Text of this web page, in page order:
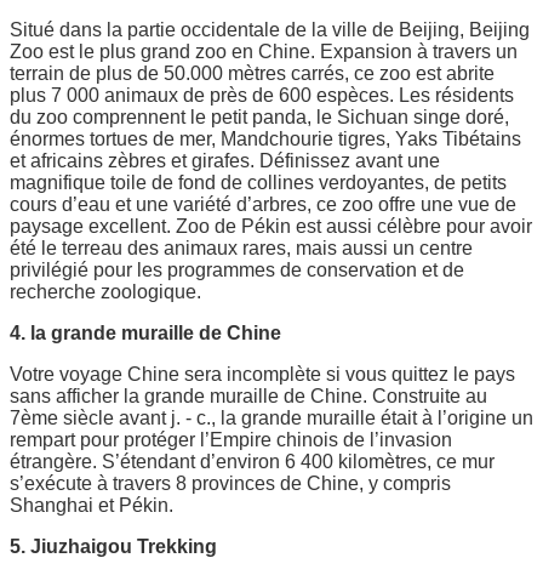
Situé dans la partie occidentale de la ville de Beijing, Beijing
Zoo est le plus grand zoo en Chine. Expansion à travers un
terrain de plus de 50.000 mètres carrés, ce zoo est abrite
plus 7 000 animaux de près de 600 espèces. Les résidents
du zoo comprennent le petit panda, le Sichuan singe doré,
énormes tortues de mer, Mandchourie tigres, Yaks Tibétains
et africains zèbres et girafes. Définissez avant une
magnifique toile de fond de collines verdoyantes, de petits
cours d’eau et une variété d’arbres, ce zoo offre une vue de
paysage excellent. Zoo de Pékin est aussi célèbre pour avoir
été le terreau des animaux rares, mais aussi un centre
privilégié pour les programmes de conservation et de
recherche zoologique.
4. la grande muraille de Chine
Votre voyage Chine sera incomplète si vous quittez le pays
sans afficher la grande muraille de Chine. Construite au
7ème siècle avant j. - c., la grande muraille était à l’origine un
rempart pour protéger l’Empire chinois de l’invasion
étrangère. S’étendant d’environ 6 400 kilomètres, ce mur
s’exécute à travers 8 provinces de Chine, y compris
Shanghai et Pékin.
5. Jiuzhaigou Trekking